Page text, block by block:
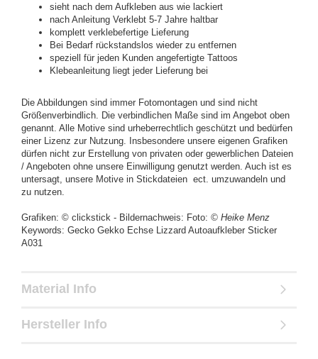
sieht nach dem Aufkleben aus wie lackiert
nach Anleitung Verklebt 5-7 Jahre haltbar
komplett verklebefertige Lieferung
Bei Bedarf rückstandslos wieder zu entfernen
speziell für jeden Kunden angefertigte Tattoos
Klebeanleitung liegt jeder Lieferung bei
Die Abbildungen sind immer Fotomontagen und sind nicht
Größenverbindlich. Die verbindlichen Maße sind im Angebot oben
genannt. Alle Motive sind urheberrechtlich geschützt und bedürfen
einer Lizenz zur Nutzung. Insbesondere unsere eigenen Grafiken
dürfen nicht zur Erstellung von privaten oder gewerblichen Dateien
/ Angeboten ohne unsere Einwilligung genutzt werden. Auch ist es
untersagt, unsere Motive in Stickdateien ect. umzuwandeln und
zu nutzen.
Grafiken: © clickstick - Bildernachweis: Foto: © Heike Menz
Keywords: Gecko Gekko Echse Lizzard Autoaufkleber Sticker
A031
Material Info
Hersteller Info